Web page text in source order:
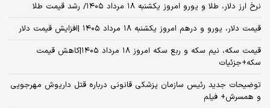
نرخ ارز دلار، طلا و یورو امروز یکشنبه ۱۸ مرداد ۱۴۰۵/ رشد قیمت طلا
قیمت دلار، یورو و درهم امروز یکشنبه ۱۸ مرداد ۱۴۰۵ |افزایش قیمت دلار
قیمت سکه، نیم سکه و ربع سکه امروز ۱۸ مرداد ۱۴۰۵|کاهش قیمت
سکه+جزئیات
توضیحات جدید رئیس سازمان پزشکی قانونی درباره قتل داریوش مهرجویی
و همسرش+ فیلم